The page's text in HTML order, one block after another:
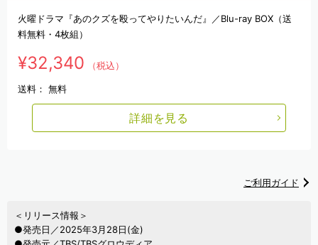
火曜ドラマ『あのクズを殴ってやりたいんだ』／Blu-ray BOX（送
料無料・4枚組）
¥32,340 （税込）
送料： 無料
詳細を見る
ご利用ガイド
＜リリース情報＞
●発売日／2025年3月28日(金)